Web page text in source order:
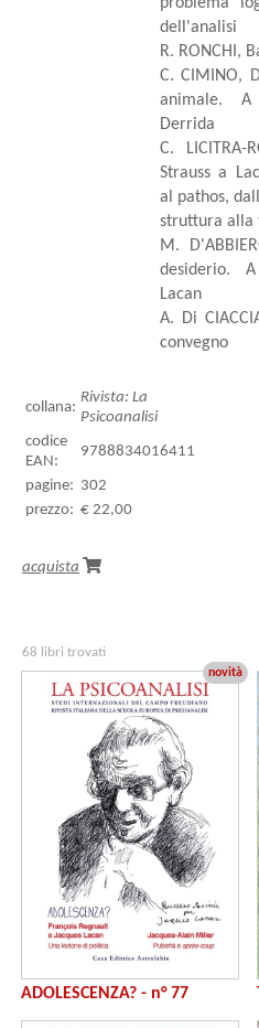
dell'analisi
R. RONCHI,
C. CIMINO,
animale.
Derrida
C. LICITRA-
Strauss a
al pathos,
struttura alla
M.
desiderio.
Lacan
A. Di
convegno
collana:
Rivista: La
Psicoanalisi
codice
EAN:
9788834016411
pagine: 302
prezzo: € 22,00
acquista
68 libri trovati
novità
ADOLESCENZA? - n° 77